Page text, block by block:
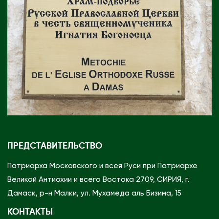
ПРЕДСТАВИТЕЛЬСТВО
Патриарха Московского и всея Руси при Патриархе
Великой Антиохии и всего Востока 2709, СИРИЯ, г.
Дамаск, р-н Малки, ул. Мухамеда аль Бизима, 15
КОНТАКТЫ